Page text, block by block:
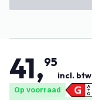
41,95
incl. btw
Op voorraad